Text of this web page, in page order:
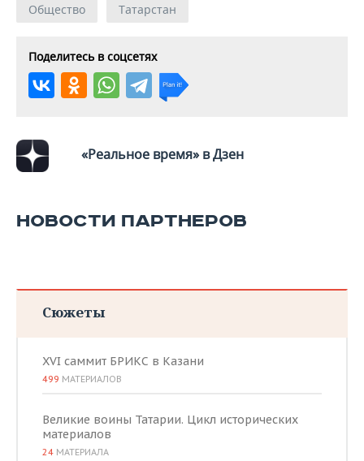
Общество Татарстан
Поделитесь в соцсетях
«Реальное время» в Дзен
НОВОСТИ ПАРТНЕРОВ
Сюжеты
XVI саммит БРИКС в Казани
499 МАТЕРИАЛОВ
Великие воины Татарии. Цикл исторических
материалов
24 МАТЕРИАЛА